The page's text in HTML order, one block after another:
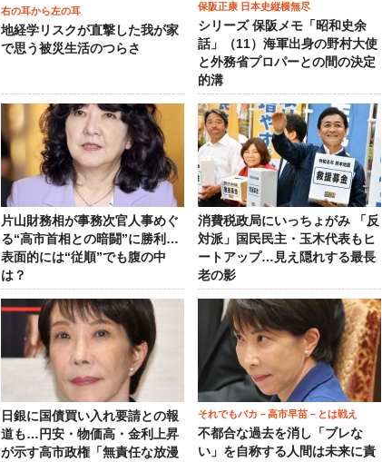
右の耳から左の耳
地経学リスクが直撃した我が家
で思う被災生活のつらさ
保阪正康 日本史縦横無尽
シリーズ 保阪メモ「昭和史余
話」（11）海軍出身の野村大使
と外務省プロパーとの間の決定
的溝
片山財務相が事務次官人事めぐ
る“高市首相との暗闘”に勝利…
表面的には“従順”でも腹の中
は？
消費税政局にいっちょがみ 「反
対派」国民民主・玉木代表もヒ
ートアップ…見え隠れする最長
老の影
日銀に国債買い入れ要請との報
道も…円安・物価高・金利上昇
が示す高市政権「無責任な放漫
それでもバカ－高市早苗－とは戦え
不都合な過去を消し「ブレな
い」を自称する人間は未来に責